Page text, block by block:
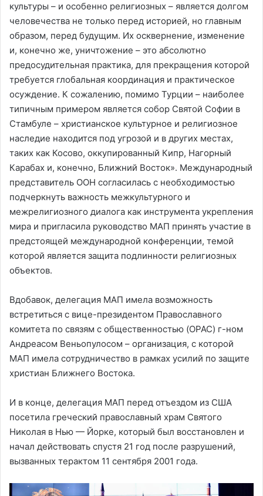
культуры – и особенно религиозных – является долгом
человечества не только перед историей, но главным
образом, перед будущим. Их осквернение, изменение
и, конечно же, уничтожение – это абсолютно
предосудительная практика, для прекращения которой
требуется глобальная координация и практическое
осуждение. К сожалению, помимо Турции – наиболее
типичным примером является собор Святой Софии в
Стамбуле – христианское культурное и религиозное
наследие находится под угрозой и в других местах,
таких как Косово, оккупированный Кипр, Нагорный
Карабах и, конечно, Ближний Восток». Международный
представитель ООН согласилась с необходимостью
подчеркнуть важность межкультурного и
межрелигиозного диалога как инструмента укрепления
мира и пригласила руководство МАП принять участие в
предстоящей международной конференции, темой
которой является защита подлинности религиозных
объектов.
Вдобавок, делегация МАП имела возможность
встретиться с вице-президентом Православного
комитета по связям с общественностью (OPAC) г-ном
Андреасом Веньопулосом – организация, с которой
МАП имела сотрудничество в рамках усилий по защите
христиан Ближнего Востока.
И в конце, делегация МАП перед отъездом из США
посетила греческий православный храм Святого
Николая в Нью — Йорке, который был восстановлен и
начал действовать спустя 21 год после разрушений,
вызванных терактом 11 сентября 2001 года.